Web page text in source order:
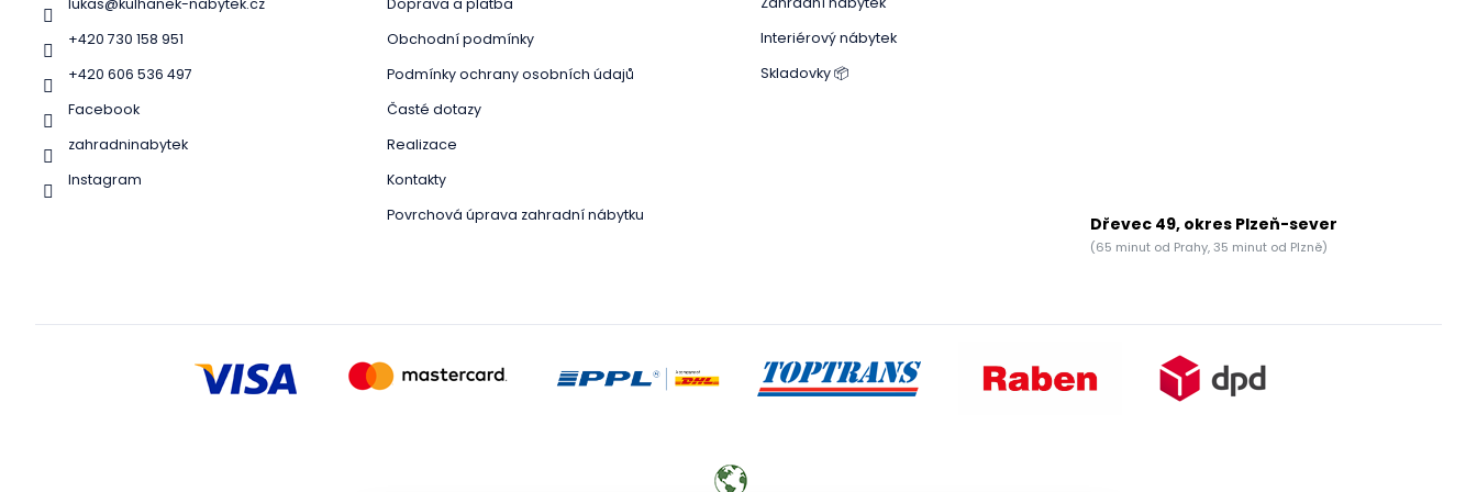
lukas@kulhanek-nabytek.cz
+420 730 158 951
+420 606 536 497
Facebook
zahradninabytek
Instagram
Doprava a platba
Obchodní podmínky
Podmínky ochrany osobních údajů
Časté dotazy
Realizace
Kontakty
Povrchová úprava zahradní nábytku
Interiérový nábytek
Skladovky 📦
Dřevec 49, okres Plzeň-sever
(65 minut od Prahy, 35 minut od Plzně)